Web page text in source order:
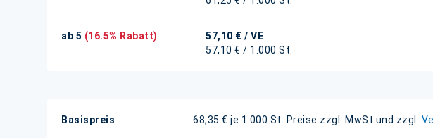
ab 5 (16.5% Rabatt) 57,10 € / VE
57,10 € / 1.000 St.
Weitere
Basispreis 68,35 € je 1.000 St. Preise zzgl. MwSt und zzgl.